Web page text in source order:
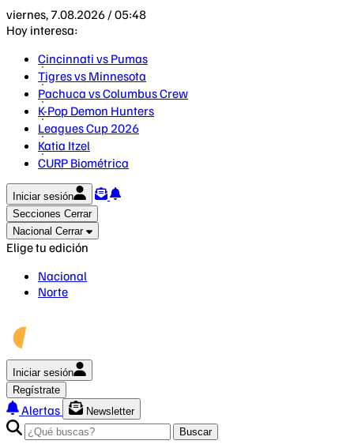
viernes, 7.08.2026 / 05:48
Hoy interesa:
Cincinnati vs Pumas
Tigres vs Minnesota
Pachuca vs Columbus Crew
K-Pop Demon Hunters
Leagues Cup 2026
Katia Itzel
CURP Biométrica
Iniciar sesión
Secciones Cerrar
Nacional Cerrar
Elige tu edición
Nacional
Norte
Iniciar sesión
Regístrate
Alertas
Newsletter
Buscar